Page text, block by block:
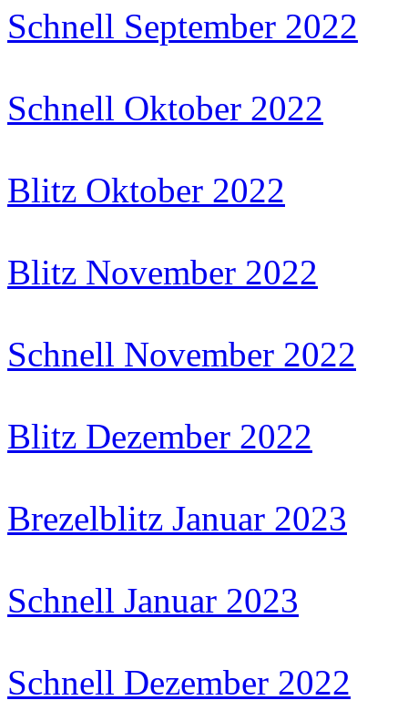
Schnell September 2022
Schnell Oktober 2022
Blitz Oktober 2022
Blitz November 2022
Schnell November 2022
Blitz Dezember 2022
Brezelblitz Januar 2023
Schnell Januar 2023
Schnell Dezember 2022